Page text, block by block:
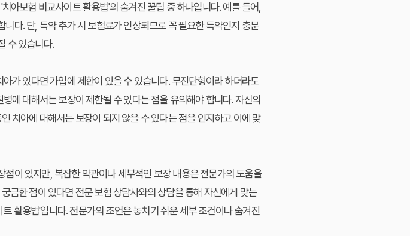
아보험 비교사이트 활용법'의 숨겨진 꿀팁 중 하나입니다. 예를 들어,
다. 단, 특약 추가 시 보험료가 인상되므로 꼭 필요한 특약인지 충분
수 있습니다.
가 있다면 가입에 제한이 있을 수 있습니다. 무진단형이라 하더라도
에 대해서는 보장이 제한될 수 있다는 점을 유의해야 합니다. 자신의
치아에 대해서는 보장이 되지 않을 수 있다는 점을 인지하고 이에 맞
이 있지만, 복잡한 약관이나 세부적인 보장 내용은 전문가의 도움을
금한 점이 있다면 전문 보험 상담사와의 상담을 통해 자신에게 맞는
활용법'입니다. 전문가의 조언은 놓치기 쉬운 세부 조건이나 숨겨진